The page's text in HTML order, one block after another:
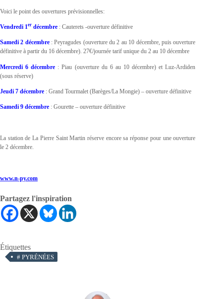
Voici le point des ouvertures prévisionnelles:
Vendredi 1er décembre : Cauterets -ouverture définitive
Samedi 2 décembre: Peyragudes (ouverture du 2 au 10 décembre, puis ouverture
définitive à partir du 16 décembre). 27€/journée tarif unique du 2 au 10 décembre
Mercredi 6 décembre : Piau (ouverture du 6 au 10 décembre) et Luz-Ardiden
(sous réserve)
Jeudi 7 décembre : Grand Tourmalet (Barèges/La Mongie) – ouverture définitive
Samedi 9 décembre : Gourette – ouverture définitive
La station de La Pierre Saint Martin réserve encore sa réponse pour une ouverture
le 2 décembre.
www.n-py.com
Partagez l'inspiration
Étiquettes
# PYRÉNÉES